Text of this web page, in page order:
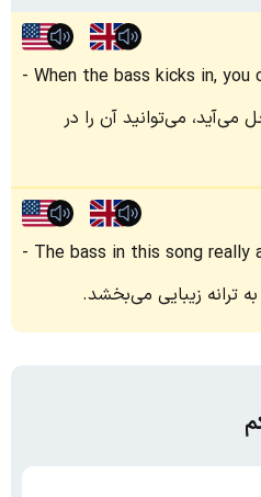
When the bass kicks in,
می‌توانید آن را در
The bass in this song
ترانه زیبایی می‌بخشد.